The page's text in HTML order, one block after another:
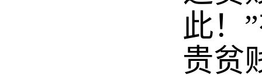
此！
贵贫